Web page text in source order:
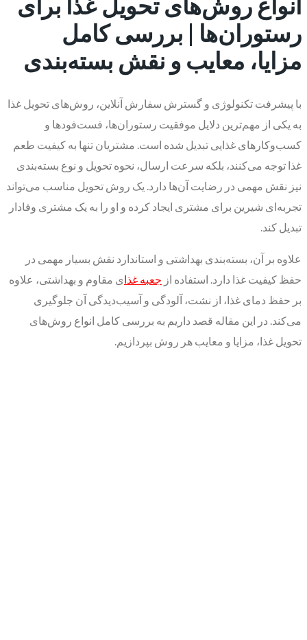
رستوران‌ها | بررسی کامل
مزایا، معایب و نقش بسته‌بندی
با پیشرفت تکنولوژی و گسترش سفارش آنلاین، روش‌های تحویل غذا
به یکی از مهم‌ترین دلایل موفقیت رستوران‌ها، فست‌فودها و
کسب‌وکارهای غذایی تبدیل شده است. مشتریان تنها به کیفیت طعم
غذا توجه می‌کنند، بلکه سرعت ارسال، نحوه تحویل و نوع بسته‌بندی
نیز نقش مهمی در رضایت آن‌ها دارد. یک روش تحویل مناسب می‌تواند
تجربه‌ای شیرین برای مشتری ایجاد کرده و او را به یک مشتری وفادار
تبدیل کند.
علاوه بر آن، بسته‌بندی بهداشتی و استاندارد نقش بسیار مهمی در
حفظ کیفیت غذا دارد. استفاده از جعبه‌ غذای مقاوم و بهداشتی، علاوه
بر حفظ دمای غذا، از نشت، آلودگی و آسیب‌دیدگی آن جلوگیری
می‌کند. در این مقاله قصد داریم به بررسی کامل انواع روش‌های
تحویل غذا، مزایا و معایب هر روش بپردازیم.